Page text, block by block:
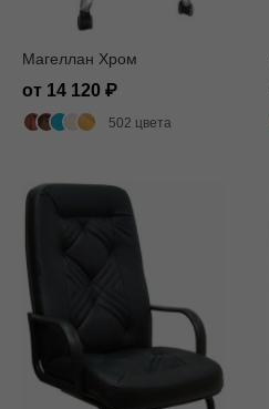
Магеллан Хром
от 14 120
502 цвета